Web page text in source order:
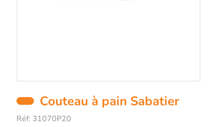
Couteau à pain Sabatier
Réf: 31070P20